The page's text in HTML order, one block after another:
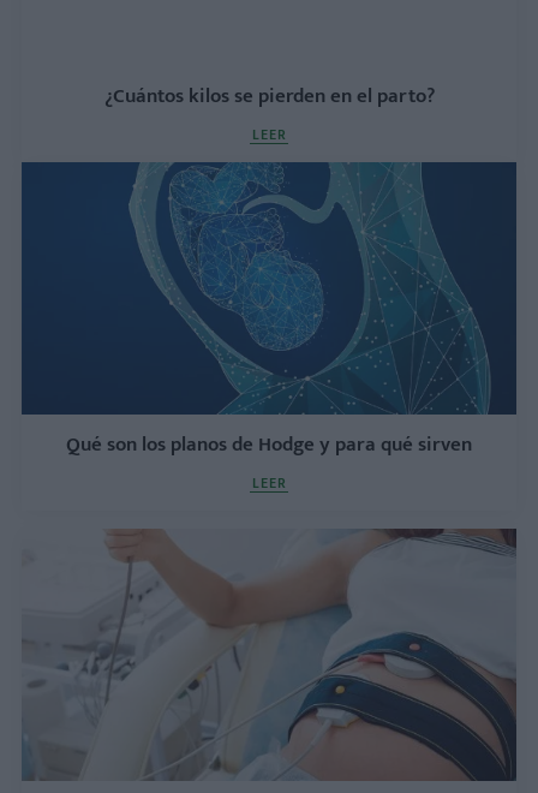
¿Cuántos kilos se pierden en el parto?
LEER
Qué son los planos de Hodge y para qué sirven
LEER